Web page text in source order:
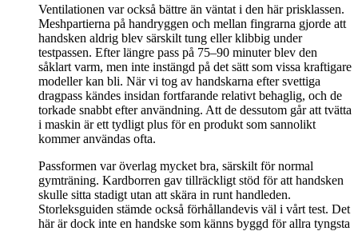
Ventilationen var också bättre än väntat i den här prisklassen.
Meshpartierna på handryggen och mellan fingrarna gjorde att
handsken aldrig blev särskilt tung eller klibbig under
testpassen. Efter längre pass på 75–90 minuter blev den
såklart varm, men inte instängd på det sätt som vissa kraftigare
modeller kan bli. När vi tog av handskarna efter svettiga
dragpass kändes insidan fortfarande relativt behaglig, och de
torkade snabbt efter användning. Att de dessutom går att tvätta
i maskin är ett tydligt plus för en produkt som sannolikt
kommer användas ofta.
Passformen var överlag mycket bra, särskilt för normal
gymträning. Kardborren gav tillräckligt stöd för att handsken
skulle sitta stadigt utan att skära in runt handleden.
Storleksguiden stämde också förhållandevis väl i vårt test. Det
här är dock inte en handske som känns byggd för allra tyngsta